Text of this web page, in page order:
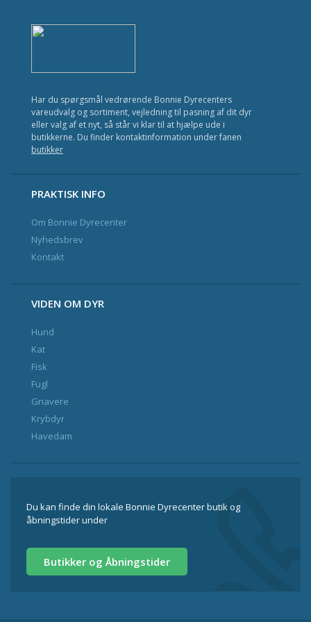
Fugl
Gnavere
Krybdyr
Havedam
Nyhedsbrev og Kundeklub
Kontakt
Har du spørgsmål vedrørende Bonnie Dyrecenters
vareudvalg og sortiment, vejledning til pasning af dit dyr
eller valg af et nyt, så står vi klar til at hjælpe ude i
butikkerne. Du finder kontaktinformation under fanen
butikker
PRAKTISK INFO
Om Bonnie Dyrecenter
Nyhedsbrev
Kontakt
VIDEN OM DYR
Hund
Kat
Fisk
Fugl
Gnavere
Krybdyr
Havedam
Du kan finde din lokale Bonnie Dyrecenter butik og
åbningstider under
Butikker og Åbningstider